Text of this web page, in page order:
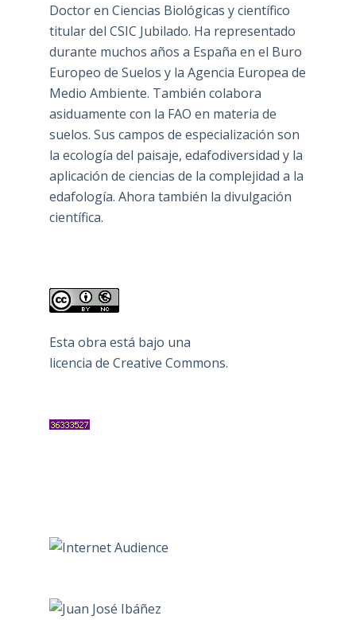
Doctor en Ciencias Biológicas y científico
titular del CSIC Jubilado. Ha representado
durante muchos años a España en el Buro
Europeo de Suelos y la Agencia Europea de
Medio Ambiente. También colabora
asiduamente con la FAO en materia de
suelos. Sus campos de especialización son
la ecología del paisaje, edafodiversidad y la
aplicación de ciencias de la complejidad a la
edafología. Ahora también la divulgación
científica.
Esta obra está bajo una
licencia de Creative Commons.